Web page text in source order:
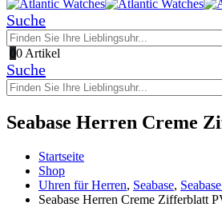
Suche
00 Artikel
Suche
Seabase Herren Creme
Startseite
Shop
Uhren für Herren, Seabase,
Seabase Herren Creme Zifferblatt